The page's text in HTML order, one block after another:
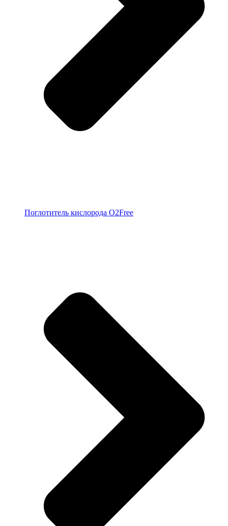
Поглотитель кислорода O2Free